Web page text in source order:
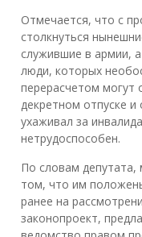
Отмечается, что с
столкнуться
служившие в армии,
люди, которых
перерасчетом могут
декретном отпуске и
ухаживал за
нетрудоспособен.
По словам
том, что им
ранее на
законопроект,